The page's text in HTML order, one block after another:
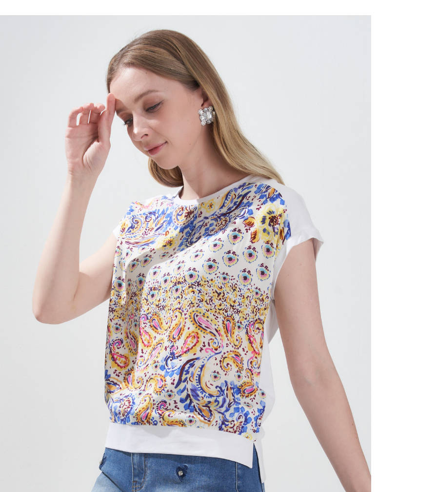
2.透過簡訊連結打開帳單後，可選擇「超商條碼／台灣大直營門市／銀行轉
帳／街口支付／iPASS MONEY」等通路繳費。
【注意事項】
1.本服務係由「台灣大哥大股份有限公司」（以下簡稱本公司）所提供，讓
用戶於交易時，得透過本服務購買商品或服務，並由商店將買賣／分期付
款買賣價金債權讓與本公司後，依約使用本公司帳單繳交帳款。
2.基於同意付款使用「大哥付你分期」之契約關係目的，商店將以您的個人
資料（包含姓名、電話或地址）提供予台灣大哥大進項蒐集、處理及利
用，由本公司與您本人進行分期帳單所需資料之確認、核對及更正。
3.完整用戶服務條款，請詳閱以下連結：
付」結帳頁面，進行簡訊認證並確認金額後，即可完成結帳。
２．訂單成立數日內，您將收到繳費通知簡訊。
３．收到繳費通知簡訊後14天內，點擊此簡訊中的連結，可透過四大超商
／ATM／網路銀行／等多元方式進行付款，方視為交易完成。
※ 請注意：結帳手續完成當下不需立刻繳費，但若您需要取消訂單，請聯
絡購買商品的店家。未經商家同意取消之訂單仍視為有效，需透過AFTEE
先享後付繳納相關費用。
※ 交易是否成功請以「AFTEE先享後付 」之結帳頁面顯示為準，若有關於
是否繳費成功／繳費後需取消欲退款等相關疑問，請聯繫「AFTEE先享後
付客戶支援中心」https://netprotections.freshdesk.com/support/home
【注意事項】
１．透過由恩沛科技股份有限公司提供之「AFTEE先享後付」服務完成之
交易，需依本服務之必要範圍內提供個人資料，並將交易相關給付款項請
求債權轉讓予恩沛科技股份有限公司。
２．關於個人資料處理事宜，請瀏覽以下網址：
https://aftee.tw/terms/#terms3
３．未成年的使用者請事先徵得法定代理人或監護人之同意方可使用
「AFTEE先享後付」，若未經同意申辦者引起之損失，本公司不負相關責
任。
４．使用「AFTEE先享後付」時，將依據個別帳號之用戶狀況，依本公司
即時審查核予不同之上限額度；若仍有額度不足之情形，本公司將視審查
結果請求用戶進行身份認證。
５．嚴禁一人註冊多個帳號或使用他人資訊註冊。若發現惡意使用之情
形，恩沛科技股份有限公司將有權停止該用戶之使用額度並採取法律行
動。
全家取貨付款
7-11取貨付款
每筆NT$120，滿NT$2,000(含以上)免運費
宅配
每筆NT$120，滿NT$2,000(含以上)免運費